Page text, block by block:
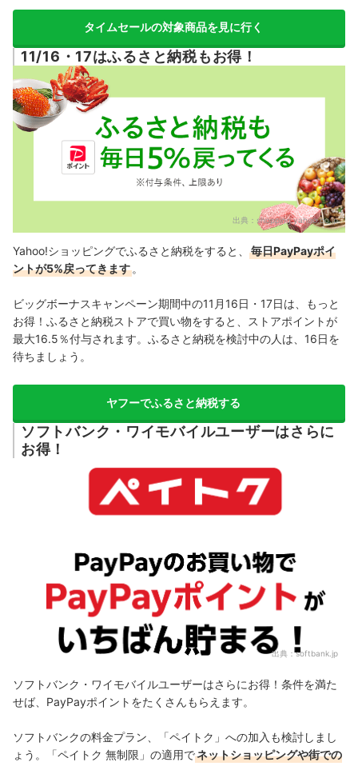
タイムセールの対象商品を見に行く
11/16・17はふるさと納税もお得！
出典： shopping.yahoo.co.jp
Yahoo!ショッピングでふるさと納税をすると、
毎日PayPayポイ
ントが5%戻ってきます。
ビッグボーナスキャンペーン期間中の11月16日・17日は、もっと
お得！ふるさと納税ストアで買い物をすると、ストアポイントが
最大16.5％付与されます。 ふるさと納税を検討中の人は、16日を
待ちましょう。
ヤフーでふるさと納税する
ソフトバンク・ワイモバイルユーザーはさらに
お得！
出典：softbank.jp
ソフトバンク・ワイモバイルユーザーはさらにお得！条件を満た
せば、PayPayポイントをたくさんもらえます。
ソフトバンクの料金プラン、「ペイトク」への加入も検討しまし
ょう。「ペイトク 無制限」の適用でネットショッピングや街での